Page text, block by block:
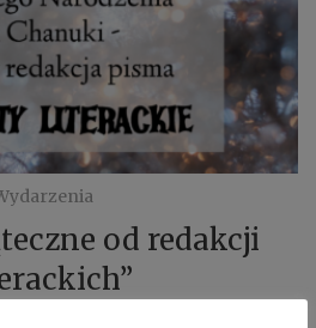
od redakcji